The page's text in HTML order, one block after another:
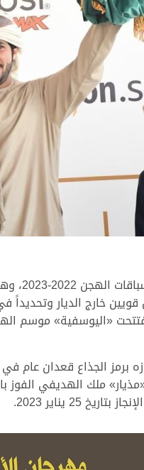
3
قويين خارج الديار
ملك الهديفي الفوز
يناير 2023.